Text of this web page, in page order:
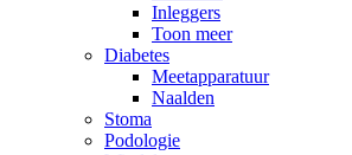
Inleggers
Toon meer
Diabetes
Meetapparatuur
Naalden
Stoma
Podologie